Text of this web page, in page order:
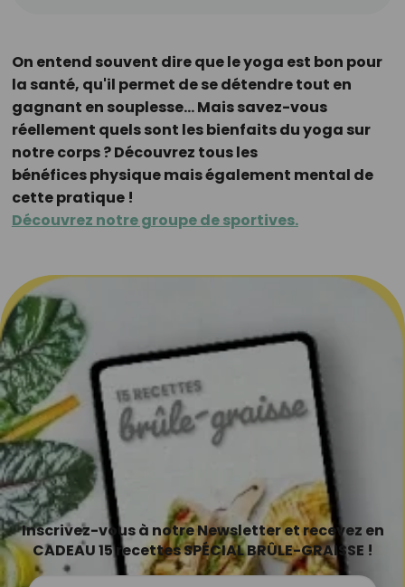
On entend souvent dire que le yoga est bon pour
la santé, qu'il permet de se détendre tout en
gagnant en souplesse... Mais savez-vous
réellement quels sont les bienfaits du yoga sur
notre corps ? Découvrez tous les
bénéfices physique mais également mental de
cette pratique !
Découvrez notre groupe de sportives.
Inscrivez-vous à notre Newsletter et recevez en
CADEAU 15 recettes SPÉCIAL BRÛLE-GRAISSE !